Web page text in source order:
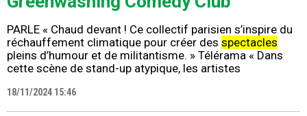
PARLE « Chaud devant ! Ce collectif parisien s’inspire du
réchauffement climatique pour créer des spectacles
pleins d’humour et de militantisme. » Télérama « Dans
cette scène de stand-up atypique, les artistes
18/11/2024 15:46